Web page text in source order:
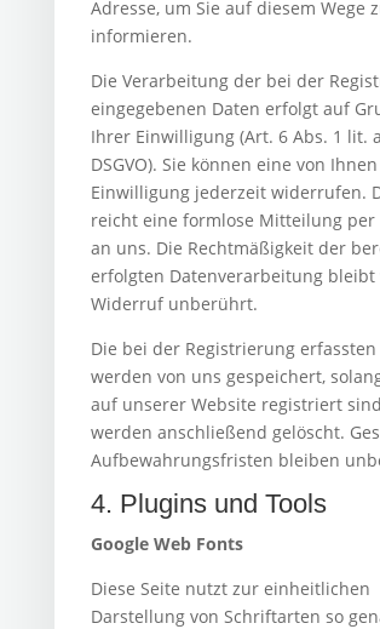
Adresse, um Sie auf diesem Wege
informieren.
Die Verarbeitung der bei der
eingegebenen Daten erfolgt auf
Ihrer Einwilligung (Art. 6 Abs. 1 lit. a
DSGVO). Sie können eine von
Einwilligung jederzeit widerrufen.
reicht eine formlose Mitteilung per
an uns. Die Rechtmäßigkeit der
erfolgten Datenverarbeitung bleibt
Widerruf unberührt.
Die bei der Registrierung erfassten
werden von uns gespeichert,
auf unserer Website registriert
werden anschließend gelöscht.
Aufbewahrungsfristen bleiben
4. Plugins und Tools
Google Web Fonts
Diese Seite nutzt zur einheitlichen
Darstellung von Schriftarten so